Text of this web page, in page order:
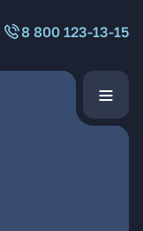
8 800 123-13-15